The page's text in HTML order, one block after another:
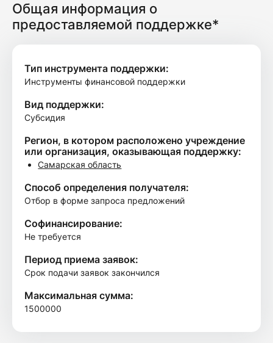
Общая информация о
предоставляемой поддержке*
Тип инструмента поддержки:
Инструменты финансовой поддержки
Вид поддержки:
Субсидия
Регион, в котором расположено учреждение
или организация, оказывающая поддержку:
Самарская область
Способ определения получателя:
Отбор в форме запроса предложений
Софинансирование:
Не требуется
Период приема заявок:
Срок подачи заявок закончился
Максимальная сумма:
1500000